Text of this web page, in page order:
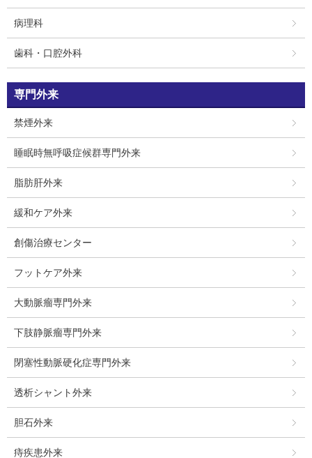
病理科
歯科・口腔外科
専門外来
禁煙外来
睡眠時無呼吸症候群専門外来
脂肪肝外来
緩和ケア外来
創傷治療センター
フットケア外来
大動脈瘤専門外来
下肢静脈瘤専門外来
閉塞性動脈硬化症専門外来
透析シャント外来
胆石外来
痔疾患外来